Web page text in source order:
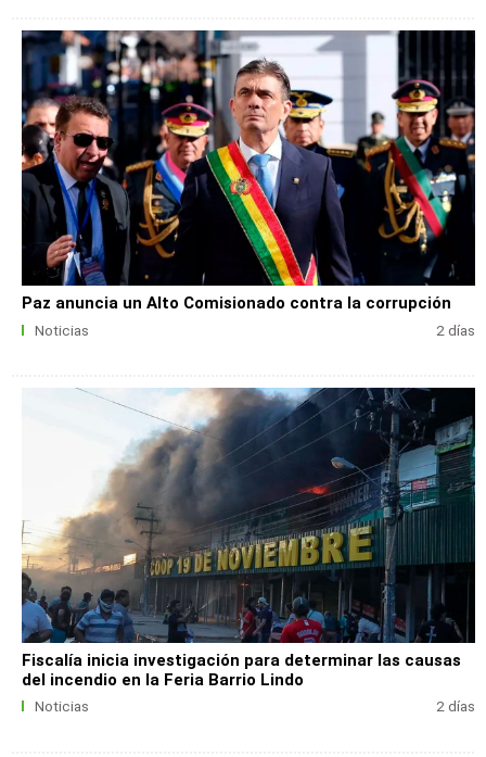
Paz anuncia un Alto Comisionado contra la corrupción
Noticias 2 días
Fiscalía inicia investigación para determinar las causas
del incendio en la Feria Barrio Lindo
Noticias 2 días